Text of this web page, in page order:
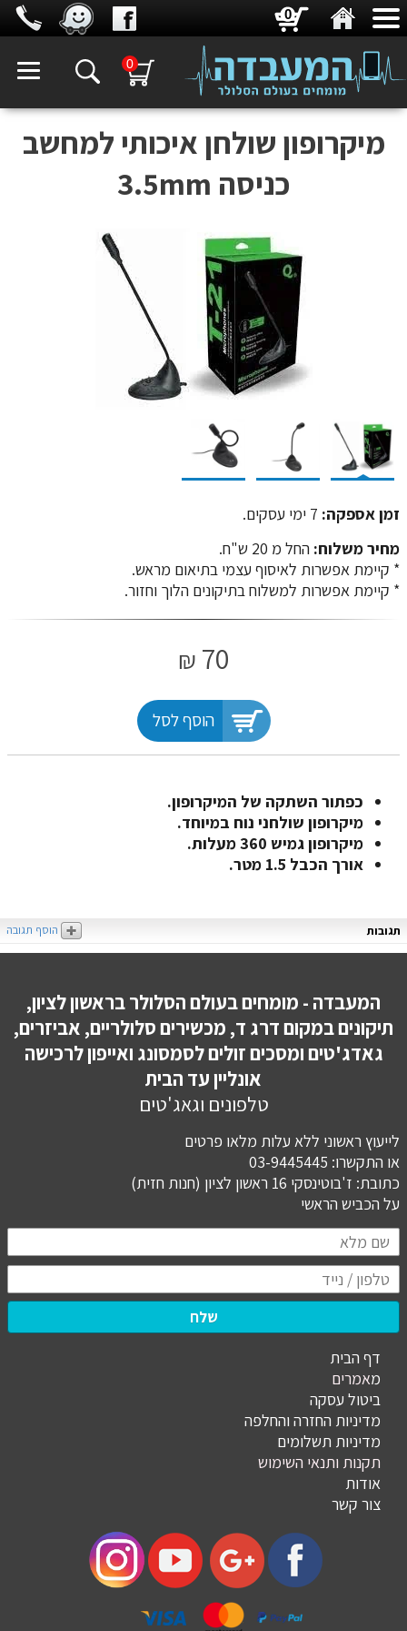
0
מיקרופון שולחן איכותי למחשב
כניסה 3.5mm
זמן אספקה: 7 ימי עסקים.
מחיר משלוח: החל מ 20 ש"ח.
​​​​​​​* קיימת אפשרות לאיסוף עצמי בתיאום מראש.
* קיימת אפשרות למשלוח בתיקונים הלוך וחזור.
70
₪
הוסף לסל
כפתור השתקה של המיקרופון.
מיקרופון שולחני נוח במיוחד.
מיקרופון גמיש 360 מעלות.
אורך הכבל 1.5 מטר.
תגובות הוסף תגובה
המעבדה - מומחים בעולם הסלולר בראשון לציון,
תיקונים במקום דרג ד, מכשירים סלולריים, אביזרים,
גאדג'טים ומסכים זולים לסמסונג ואייפון לרכישה
אונליין עד הבית
טלפונים וגאג'טים
לייעוץ ראשוני ללא עלות מלאו פרטים
או התקשרו: 03-9445445
כתובת: ז'בוטינסקי 16 ראשון לציון (חנות חזית)
​​​​​​​על הכביש הראשי
שלח
דף הבית
מאמרים
ביטול עסקה
מדיניות החזרה והחלפה
מדיניות תשלומים
תקנות ותנאי השימוש
אודות
צור קשר
0